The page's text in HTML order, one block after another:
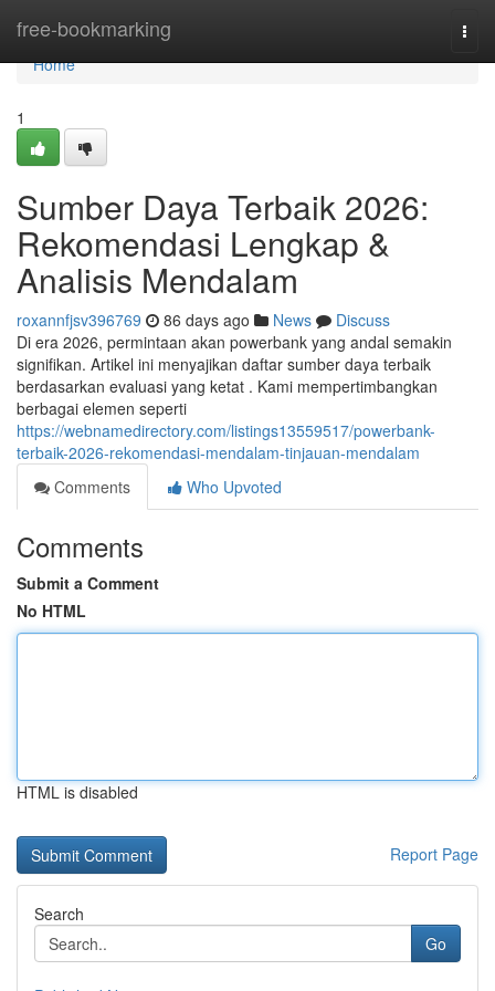
free-bookmarking
Home
Home
1
Sumber Daya Terbaik 2026:
Rekomendasi Lengkap &
Analisis Mendalam
roxannfjsv396769 86 days ago News
Discuss
Di era 2026, permintaan akan powerbank yang andal semakin
signifikan. Artikel ini menyajikan daftar sumber daya terbaik
berdasarkan evaluasi yang ketat . Kami mempertimbangkan
berbagai elemen seperti
https://webnamedirectory.com/listings13559517/powerbank-
terbaik-2026-rekomendasi-mendalam-tinjauan-mendalam
Comments
Who Upvoted
Comments
Submit a Comment
No HTML
HTML is disabled
Report Page
Search
Go